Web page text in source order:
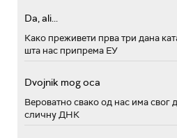
Da, ali...
Како преживети прва три дана
шта нас припрема ЕУ
Dvojnik mog oca
Вероватно свако од нас има свог
сличну ДНК